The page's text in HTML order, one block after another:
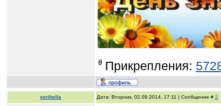
Прикрепления:
verihella Дата: Вторник, 02.09.2014, 17:11 | Сообщение # 2